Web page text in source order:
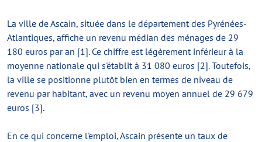
La ville de Ascain, située dans le département des Pyrénées-
Atlantiques, affiche un revenu médian des ménages de 29
180 euros par an [1]. Ce chiffre est légèrement inférieur à la
moyenne nationale qui s'établit à 31 080 euros [2]. Toutefois,
la ville se positionne plutôt bien en termes de niveau de
revenu par habitant, avec un revenu moyen annuel de 29 679
euros [3].
En ce qui concerne l'emploi, Ascain présente un taux de